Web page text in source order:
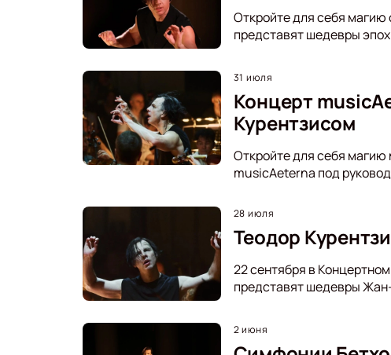
Откройте для себя магию
представят шедевры
31 июля
Концерт
Курентзисом
Откройте для себя
musicAeterna под
28 июля
Теодор
22 сентября в
представят шедевры
2 июня